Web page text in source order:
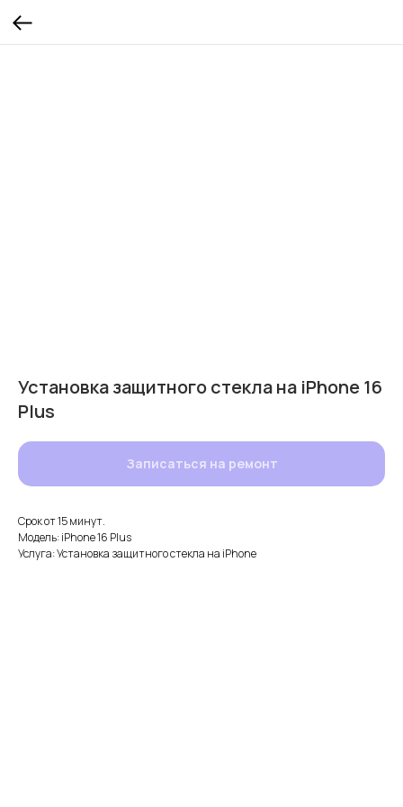
Установка защитного стекла на iPhone 16
Plus
Записаться на ремонт
Срок от 15 минут.
Модель: iPhone 16 Plus
Услуга: Установка защитного стекла на iPhone